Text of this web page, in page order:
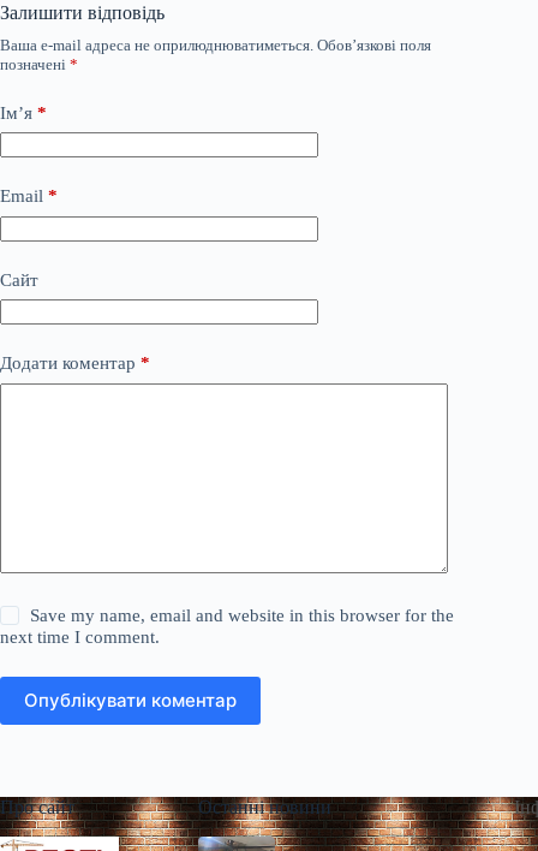
Залишити відповідь
Ваша e-mail адреса не оприлюднюватиметься. Обов’язкові поля
позначені *
Ім’я *
Email *
Сайт
Додати коментар *
Save my name, email and website in this browser for the
next time I comment.
Опублікувати коментар
Про сайт Останні новини